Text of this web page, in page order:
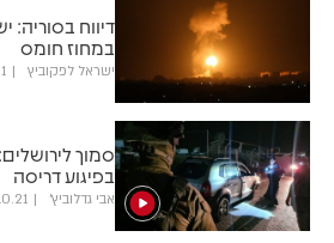
דיווח
במחוז חומס
ישראל לפקוביץ
סמוך
בפיגוע דריסה
אבי גדלוביץ'